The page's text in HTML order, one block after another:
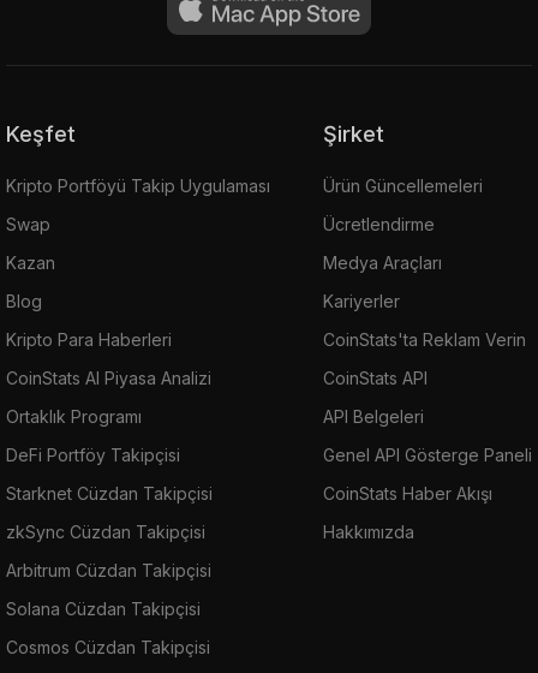
Keşfet
Kripto Portföyü Takip Uygulaması
Swap
Kazan
Blog
Kripto Para Haberleri
CoinStats AI Piyasa Analizi
Ortaklık Programı
DeFi Portföy Takipçisi
Starknet Cüzdan Takipçisi
zkSync Cüzdan Takipçisi
Arbitrum Cüzdan Takipçisi
Solana Cüzdan Takipçisi
Cosmos Cüzdan Takipçisi
Şirket
Ürün Güncellemeleri
Ücretlendirme
Medya Araçları
Kariyerler
CoinStats'ta Reklam Verin
CoinStats API
API Belgeleri
Genel API Gösterge Paneli
CoinStats Haber Akışı
Hakkımızda